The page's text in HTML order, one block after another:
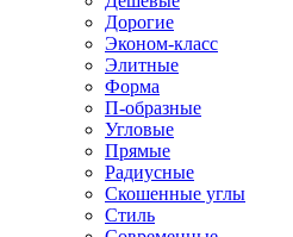
Дорогие
Эконом-класс
Элитные
Форма
П-образные
Угловые
Прямые
Радиусные
Скошенные углы
Стиль